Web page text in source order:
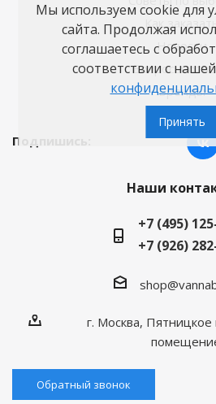
Как
Новости
Вопросы-
Бренды
Подпишись:
Наши
+7 (495)
+7 (926)
г. Москва,
Обратный звонок
Мы используем cookie для
сайта. Продолжая
соглашаетесь с
соответствии с нашей
Принять